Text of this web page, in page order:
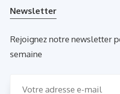
Newsletter
Rejoignez notre newsletter
semaine